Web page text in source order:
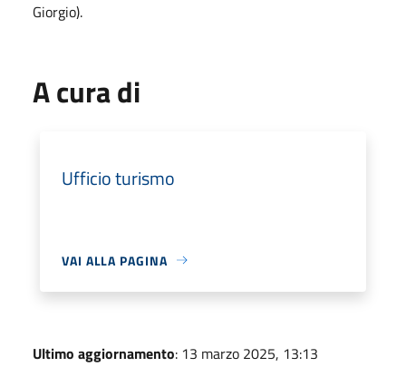
Giorgio).
A cura di
Ufficio turismo
VAI ALLA PAGINA
Ultimo aggiornamento: 13 marzo 2025, 13:13